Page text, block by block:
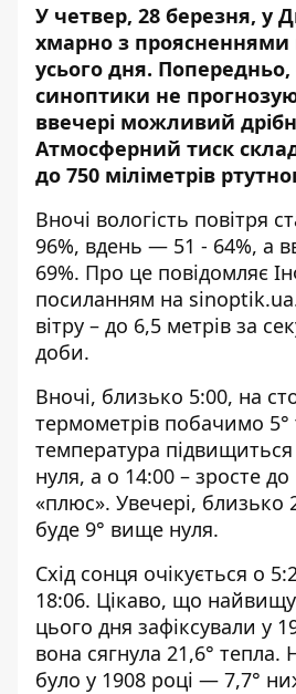
У четвер, 28 березня, у
хмарно з
усього дня. Попередньо,
синоптики не
ввечері можливий
Атмосферний тиск
до 750 міліметрів
Вночі вологість повітря
96%, вдень — 51 - 64%, а
69%. Про це повідомляє
посиланням на sinoptik.ua
вітру – до 6,5 метрів за
доби.
Вночі, близько 5:00, на
термометрів побачимо 5°
температура
нуля, а о 14:00 – зросте до
«плюс». Увечері, близько
буде 9° вище нуля.
Схід сонця очікується о
18:06. Цікаво, що
цього дня зафіксували у
вона сягнула 21,6°
було у 1908 році — 7,7°